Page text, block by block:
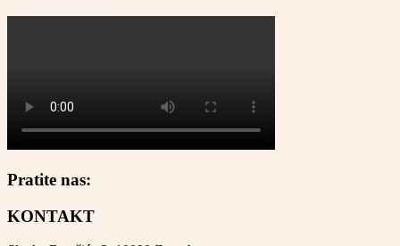
Pratite nas:
KONTAKT